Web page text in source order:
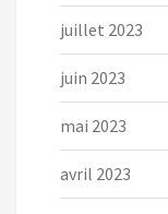
juillet 2023
juin 2023
mai 2023
avril 2023